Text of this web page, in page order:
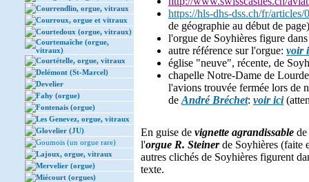
Courrendlin, orgue, vitraux
Courroux, orgue et vitraux
Courtedoux (orgue, vitraux)
Courtemaîche (orgue,
vitraux)
Courtételle, orgue, vitraux
Delémont (St-Marcel)
Develier
Fahy (orgue)
Fontenais (orgue)
Les Genevez, orgue, vitraux
Glovelier (JU)
Goumois (un orgue rare)
Lajoux, orgue, vitraux
Mervelier (orgue)
Miécourt (orgues)
https://hls-dhs-dss.ch/fr/
de géographie au début de
l'orgue de Soyhières figure
autre référence sur l'orgue: voir
église "neuve", récente, de
chapelle Notre-Dame de
l'avions trouvée fermée lors de
de André Bréchet: voir ici
En guise de vignette agrandissable
l'orgue R. Steinerde Soyhières (faite
autres clichés de Soyhières figurent
texte.